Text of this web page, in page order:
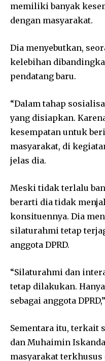
memiliki banyak
dengan masyarakat.
Dia menyebutkan,
kelebihan
pendatang baru.
“Dalam tahap
yang disiapkan.
kesempatan untuk
masyarakat, di
jelas dia.
Meski tidak terlalu
berarti dia tidak
konsituennya. Dia
silaturahmi tetap
anggota DPRD.
“Silaturahmi dan
tetap dilakukan.
sebagai anggota
Sementara itu, terkait
dan Muhaimin
masyarakat terkhusus